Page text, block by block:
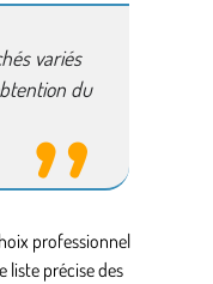
variés
du
professionnel
liste précise des